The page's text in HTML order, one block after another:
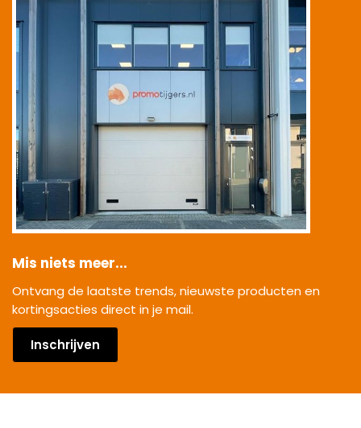
Mis niets meer...
Ontvang de laatste trends, nieuwste producten en
kortingsacties direct in je mail.
Inschrijven